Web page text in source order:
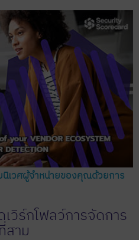
เวศผู้จำหน่ายของคุณด้วยการ
วิร์กโฟลว์การจัดการ
สาม